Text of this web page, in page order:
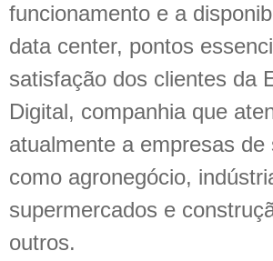
funcionamento e a
data center, pontos
satisfação dos clientes da
Digital, companhia que
atualmente a empresas de
como agronegócio,
supermercados e
outros.